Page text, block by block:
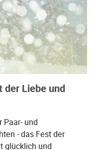
der Liebe und
Paar- und
- das Fest der
glücklich und